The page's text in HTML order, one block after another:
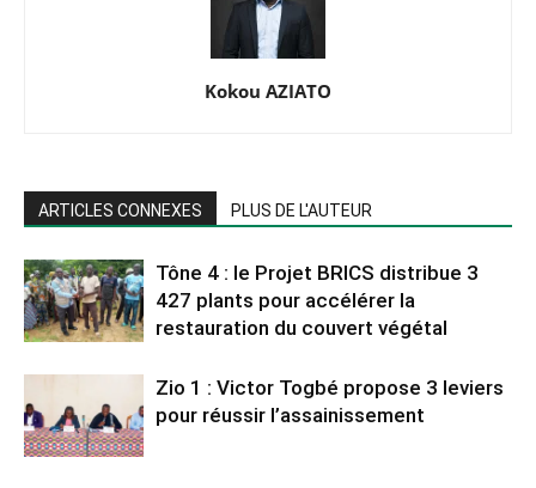
Kokou AZIATO
ARTICLES CONNEXES PLUS DE L'AUTEUR
Tône 4 : le Projet BRICS distribue 3
427 plants pour accélérer la
restauration du couvert végétal
Zio 1 : Victor Togbé propose 3 leviers
pour réussir l’assainissement